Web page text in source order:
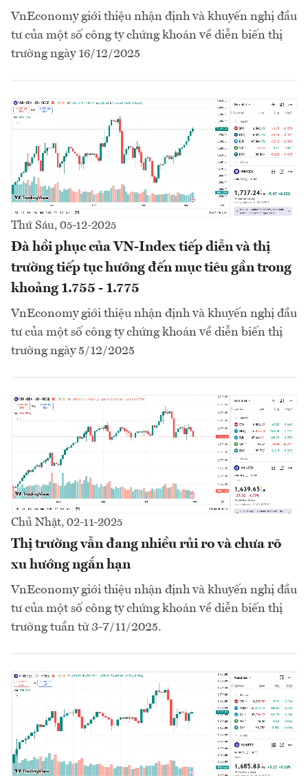
VnEconomy giới thiệu nhận định và khuyến nghị đầu
tư của một số công ty chứng khoán về diễn biến thị
trường ngày 16/12/2025
Thứ Sáu, 05-12-2025
Đà hồi phục của VN-Index tiếp diễn và thị
trường tiếp tục hướng đến mục tiêu gần trong
khoảng 1.755 - 1.775
VnEconomy giới thiệu nhận định và khuyến nghị đầu
tư của một số công ty chứng khoán về diễn biến thị
trường ngày 5/12/2025
Chủ Nhật, 02-11-2025
Thị trường vẫn đang nhiều rủi ro và chưa rõ
xu hướng ngắn hạn
VnEconomy giới thiệu nhận định và khuyến nghị đầu
tư của một số công ty chứng khoán về diễn biến thị
trường tuần từ 3-7/11/2025.